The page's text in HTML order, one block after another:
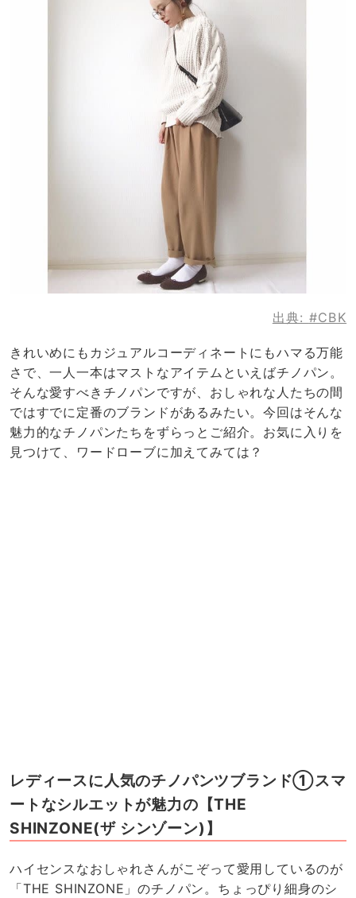
出典: #CBK
きれいめにもカジュアルコーディネートにもハマる万能
さで、一人一本はマストなアイテムといえばチノパン。
そんな愛すべきチノパンですが、おしゃれな人たちの間
ではすでに定番のブランドがあるみたい。今回はそんな
魅力的なチノパンたちをずらっとご紹介。お気に入りを
見つけて、ワードローブに加えてみては？
レディースに人気のチノパンツブランド①スマ
ートなシルエットが魅力の【THE
SHINZONE(ザ シンゾーン)】
ハイセンスなおしゃれさんがこぞって愛用しているのが
「THE SHINZONE」のチノパン。ちょっぴり細身のシ